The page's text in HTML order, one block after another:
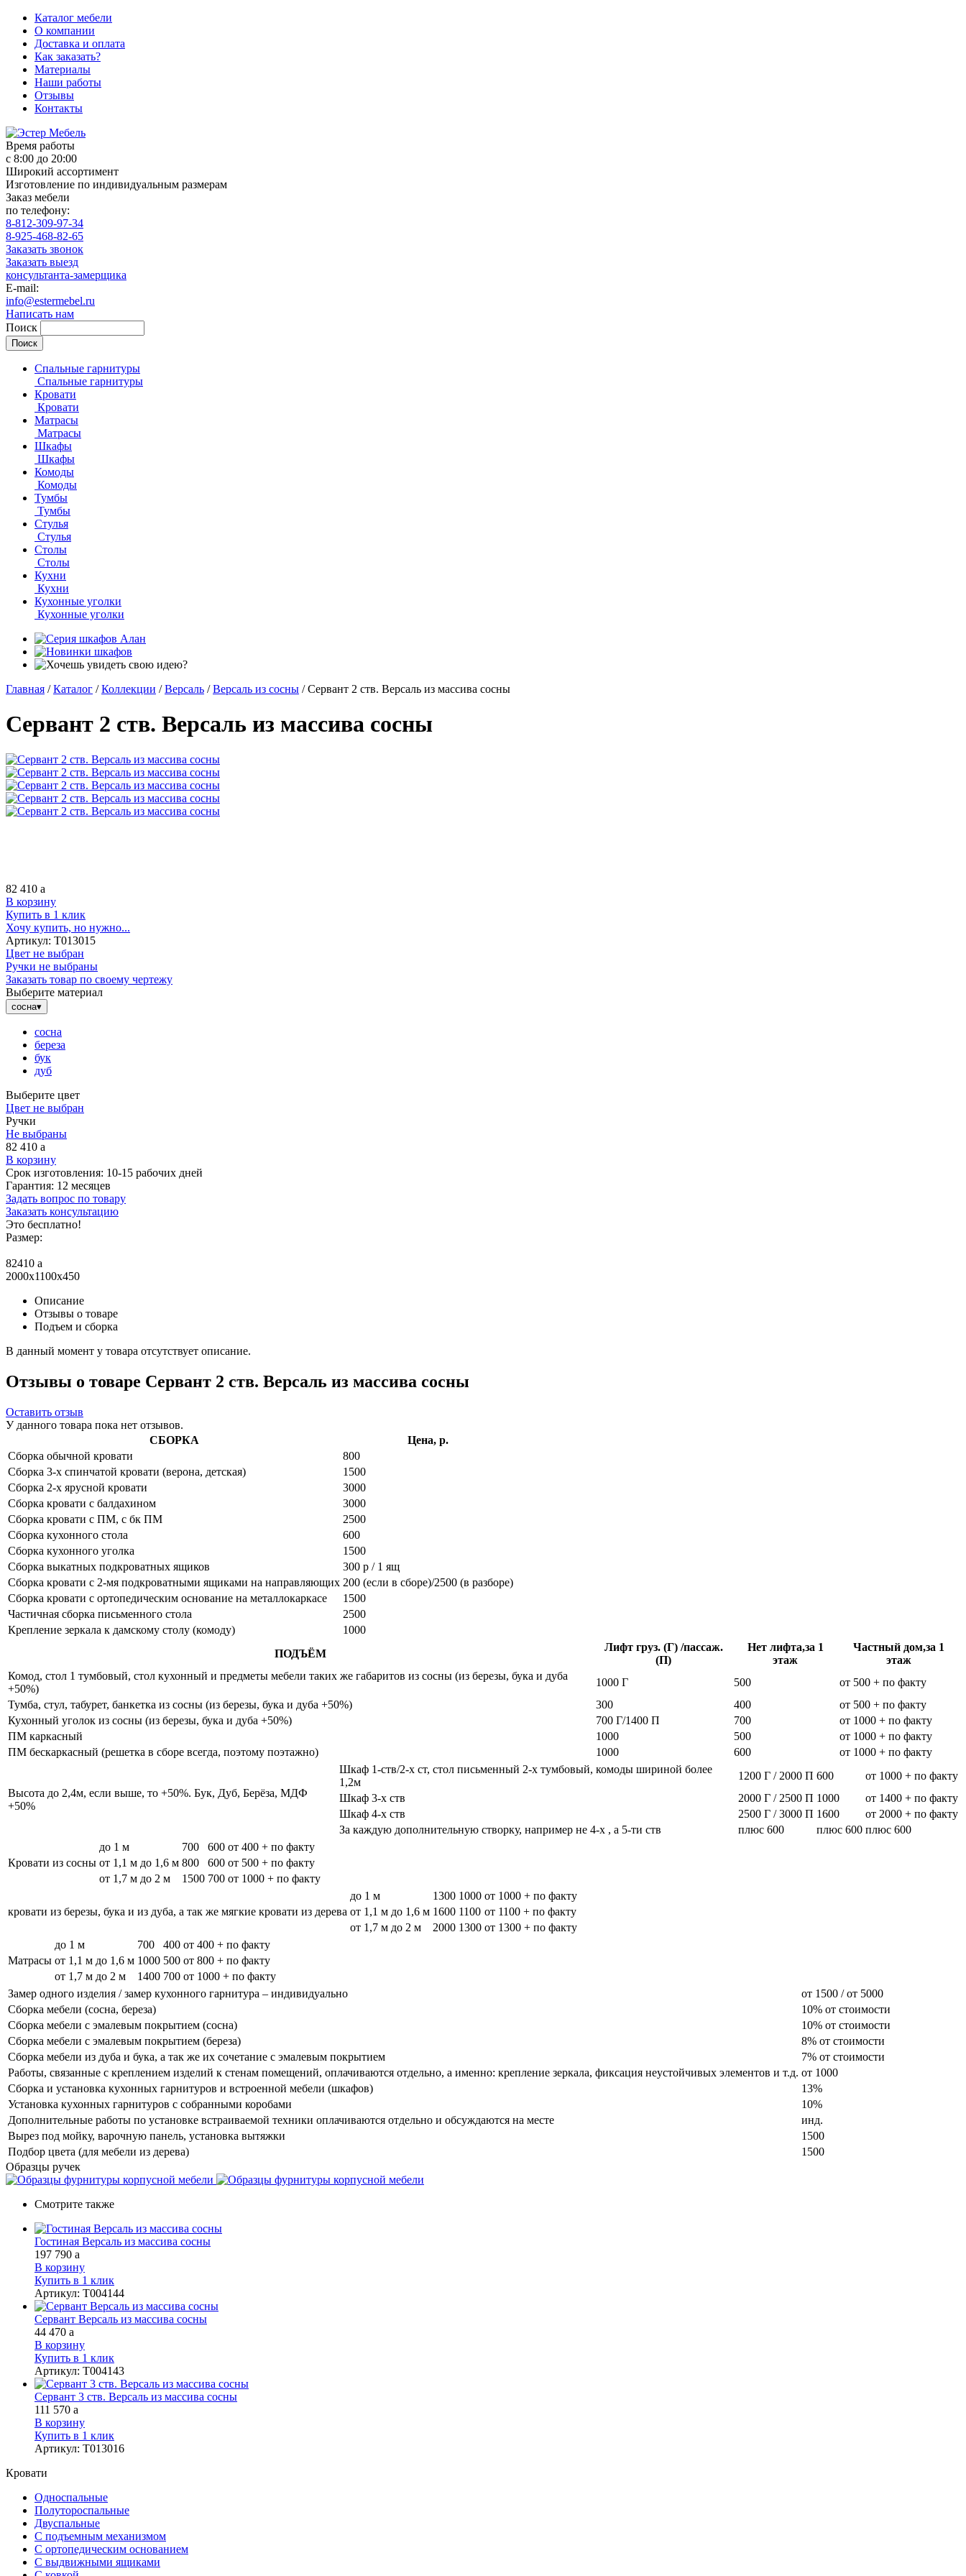
Каталог мебели
О компании
Доставка и оплата
Как заказать?
Материалы
Наши работы
Отзывы
Контакты
Время работы
с 8:00 до 20:00
Широкий ассортимент
Изготовление по индивидуальным размерам
Заказ мебели
по телефону:
8-812-309-97-34
8-925-468-82-65
Заказать звонок
Заказать выезд
консультанта-замерщика
E-mail:
info@estermebel.ru
Написать нам
Поиск
Спальные гарнитуры
Спальные гарнитуры
Кровати
Кровати
Матрасы
Матрасы
Шкафы
Шкафы
Комоды
Комоды
Тумбы
Тумбы
Стулья
Стулья
Столы
Столы
Кухни
Кухни
Кухонные уголки
Кухонные уголки
Главная / Каталог / Коллекции / Версаль / Версаль из сосны / Сервант 2 ств. Версаль из массива сосны
Сервант 2 ств. Версаль из массива сосны
82 410 a
В корзину
Купить в 1 клик
Хочу купить, но нужно...
Артикул: Т013015
Цвет не выбран
Ручки не выбраны
Заказать товар по своему чертежу
Выберите материал
сосна▾
сосна
береза
бук
дуб
Выберите цвет
Цвет не выбран
Ручки
Не выбраны
82 410 a
В корзину
Срок изготовления: 10-15 рабочих дней
Гарантия: 12 месяцев
Задать вопрос по товару
Заказать консультацию
Это бесплатно!
Размер:
82410 a
2000x1100x450
Описание
Отзывы о товаре
Подъем и сборка
В данный момент у товара отсутствует описание.
Отзывы о товаре Сервант 2 ств. Версаль из массива сосны
Оставить отзыв
У данного товара пока нет отзывов.
СБОРКА
Цена, р.
Сборка обычной кровати
800
Сборка 3-х спинчатой кровати (верона, детская)
1500
Сборка 2-х ярусной кровати
3000
Сборка кровати с балдахином
3000
Сборка кровати с ПМ, с бк ПМ
2500
Сборка кухонного стола
600
Сборка кухонного уголка
1500
Сборка выкатных подкроватных ящиков
300 р / 1 ящ
Сборка кровати с 2-мя подкроватными ящиками на направляющих 200 (если в сборе)/2500 (в разборе)
Сборка кровати с ортопедическим основание на металлокаркасе
1500
Частичная сборка письменного стола
2500
Крепление зеркала к дамскому столу (комоду)
1000
ПОДЪЁМ
Лифт груз. (Г) /пассаж.
(П)
Нет лифта,за 1
этаж
Частный дом,за 1
этаж
Комод, стол 1 тумбовый, стол кухонный и предметы мебели таких же габаритов из сосны (из березы, бука и дуба
+50%)
1000 Г 500
от 500 + по факту
Тумба, стул, табурет, банкетка из сосны (из березы, бука и дуба +50%)
300 400
от 500 + по факту
Кухонный уголок из сосны (из березы, бука и дуба +50%)
700 Г/1400 П 700
от 1000 + по факту
ПМ каркасный
1000 500
от 1000 + по факту
ПМ бескаркасный (решетка в сборе всегда, поэтому поэтажно)
1000 600 от 1000 + по факту
Высота до 2,4м, если выше, то +50%. Бук, Дуб, Берёза, МДФ
+50%
Шкаф 1-ств/2-х ст, стол письменный 2-х тумбовый, комоды шириной более
1,2м
1200 Г / 2000 П 600
от 1000 + по факту
Шкаф 3-х ств
2000 Г / 2500 П 1000
от 1400 + по факту
Шкаф 4-х ств
2500 Г / 3000 П 1600
от 2000 + по факту
За каждую дополнительную створку, например не 4-х , а 5-ти ств
плюс 600 плюс 600 плюс 600
Кровати из сосны
до 1 м 700 600 от 400 + по факту
от 1,1 м до 1,6 м 800 600 от 500 + по факту
от 1,7 м до 2 м
1500 700 от 1000 + по факту
кровати из березы, бука и из дуба, а так же мягкие кровати из дерева
до 1 м 1300 1000 от 1000 + по факту
от 1,1 м до 1,6 м 1600 1100 от 1100 + по факту
от 1,7 м до 2 м
2000 1300 от 1300 + по факту
Матрасы
до 1 м 700 400 от 400 + по факту
от 1,1 м до 1,6 м 1000 500 от 800 + по факту
от 1,7 м до 2 м
1400 700 от 1000 + по факту
Замер одного изделия / замер кухонного гарнитура – индивидуально
от 1500 / от 5000
Сборка мебели (сосна, береза)
10% от стоимости
Сборка мебели с эмалевым покрытием (сосна)
10% от стоимости
Сборка мебели с эмалевым покрытием (береза)
8% от стоимости
Сборка мебели из дуба и бука, а так же их сочетание с эмалевым покрытием
7% от стоимости
Работы, связанные с креплением изделий к стенам помещений, оплачиваются отдельно, а именно: крепление зеркала, фиксация неустойчивых элементов и т.д. от 1000
Сборка и установка кухонных гарнитуров и встроенной мебели (шкафов)
13%
Установка кухонных гарнитуров с собранными коробами
10%
Дополнительные работы по установке встраиваемой техники оплачиваются отдельно и обсуждаются на месте
инд.
Вырез под мойку, варочную панель, установка вытяжки
1500
Подбор цвета (для мебели из дерева)
1500
Образцы ручек
Смотрите также
Гостиная Версаль из массива сосны
197 790 a
В корзину
Купить в 1 клик
Артикул: Т004144
Сервант Версаль из массива сосны
44 470 a
В корзину
Купить в 1 клик
Артикул: Т004143
Сервант 3 ств. Версаль из массива сосны
111 570 a
В корзину
Купить в 1 клик
Артикул: Т013016
Кровати
Односпальные
Полутороспальные
Двуспальные
С подъемным механизмом
С ортопедическим основанием
С выдвижными ящиками